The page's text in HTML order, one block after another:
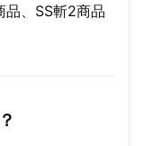
、SS斬2商品